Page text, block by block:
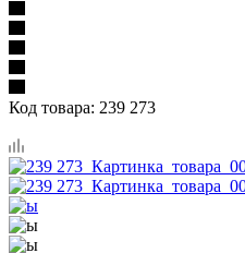
Код товара: 239 273